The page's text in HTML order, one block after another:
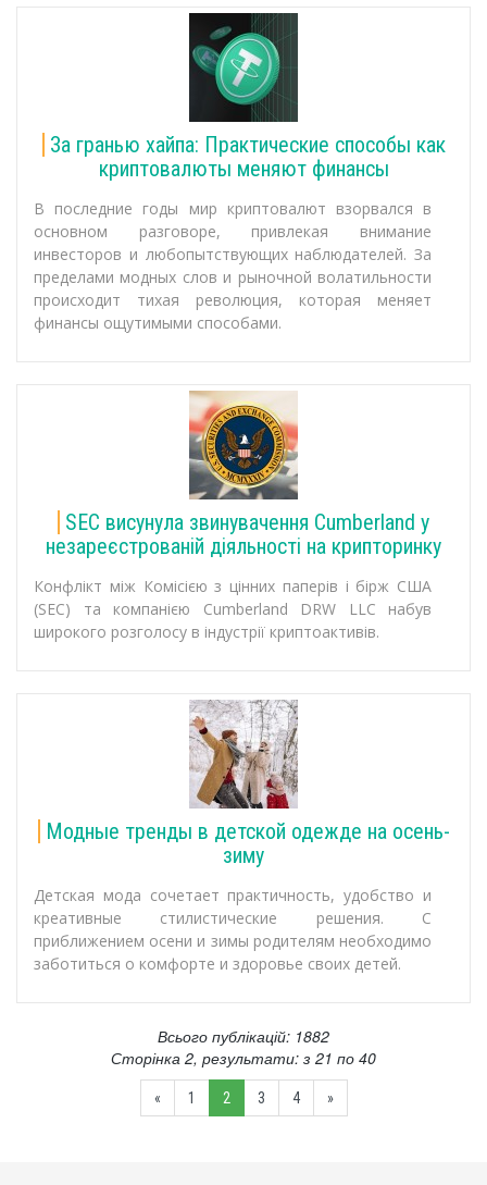
За гранью хайпа: Практические способы как
криптовалюты меняют финансы
В последние годы мир криптовалют взорвался в
основном разговоре, привлекая внимание
инвесторов и любопытствующих наблюдателей. За
пределами модных слов и рыночной волатильности
происходит тихая революция, которая меняет
финансы ощутимыми способами.
SEC висунула звинувачення Cumberland у
незареєстрованій діяльності на крипторинку
Конфлікт між Комісією з цінних паперів і бірж США
(SEC) та компанією Cumberland DRW LLC набув
широкого розголосу в індустрії криптоактивів.
Модные тренды в детской одежде на осень-
зиму
Детская мода сочетает практичность, удобство и
креативные стилистические решения. С
приближением осени и зимы родителям необходимо
заботиться о комфорте и здоровье своих детей.
Всього публікацій: 1882
Сторінка 2, результати: з 21 по 40
« 1 2 3 4 »